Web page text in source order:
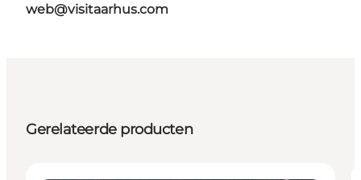
web@visitaarhus.com
Gerelateerde producten